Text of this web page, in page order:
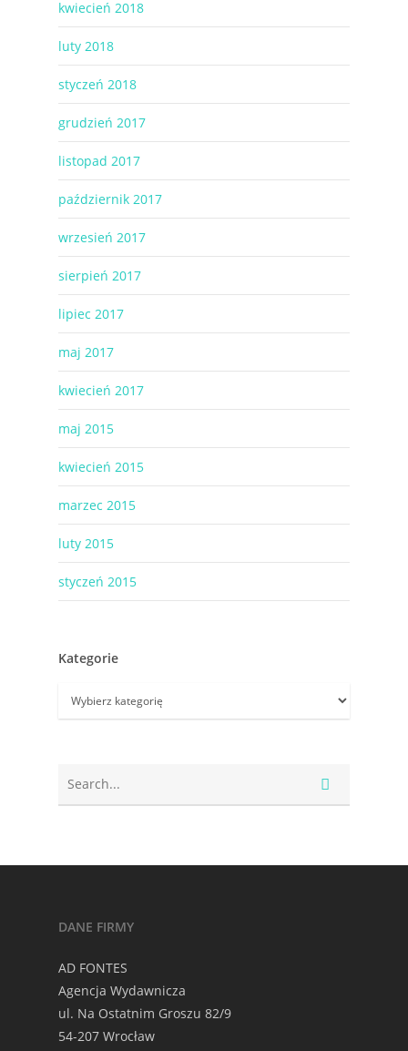
kwiecień 2018
luty 2018
styczeń 2018
grudzień 2017
listopad 2017
październik 2017
wrzesień 2017
sierpień 2017
lipiec 2017
maj 2017
kwiecień 2017
maj 2015
kwiecień 2015
marzec 2015
luty 2015
styczeń 2015
Kategorie
Kategorie
DANE FIRMY
AD FONTES
Agencja Wydawnicza
ul. Na Ostatnim Groszu 82/9
54-207 Wrocław